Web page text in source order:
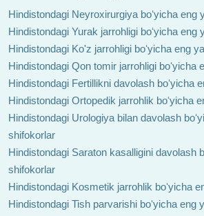
Hindistondagi Neyroxirurgiya boʻyicha eng
Hindistondagi Yurak jarrohligi boʻyicha eng
Hindistondagi Ko'z jarrohligi boʻyicha eng
Hindistondagi Qon tomir jarrohligi boʻyicha
Hindistondagi Fertillikni davolash boʻyicha
Hindistondagi Ortopedik jarrohlik boʻyicha
Hindistondagi Urologiya bilan davolash
shifokorlar
Hindistondagi Saraton kasalligini davolash
shifokorlar
Hindistondagi Kosmetik jarrohlik boʻyicha
Hindistondagi Tish parvarishi boʻyicha eng